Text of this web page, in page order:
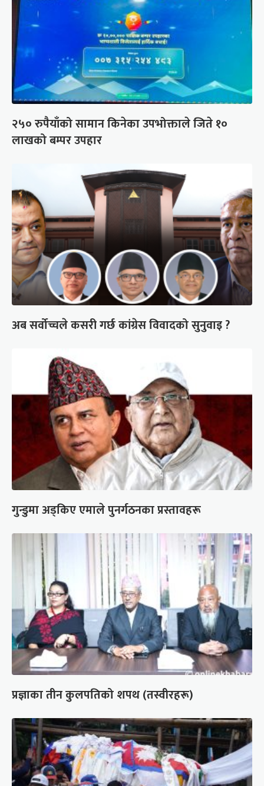
२५० रुपैयाँको सामान किनेका उपभोक्ताले जिते १०
लाखको बम्पर उपहार
अब सर्वोच्चले कसरी गर्छ कांग्रेस विवादको सुनुवाइ ?
गुन्डुमा अड्किए एमाले पुनर्गठनका प्रस्तावहरू
प्रज्ञाका तीन कुलपतिको शपथ (तस्वीरहरू)